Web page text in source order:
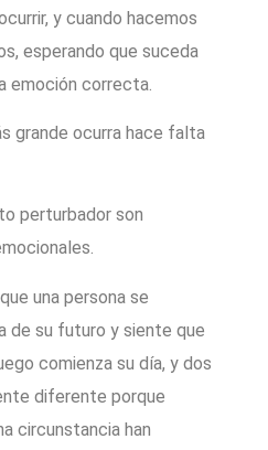
y cuando hacemos
esperando que suceda
emoción correcta.
grande ocurra hace falta
perturbador son
una persona se
de su futuro y siente que
comienza su día, y dos
diferente porque
circunstancia han